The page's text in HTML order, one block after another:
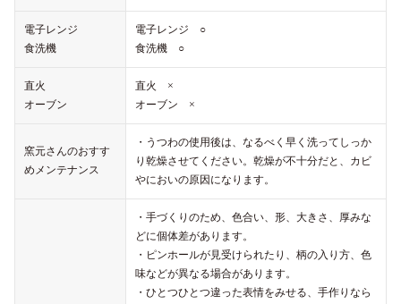
電子レンジ
食洗機
電子レンジ ○
食洗機 ○
直火
オーブン
直火 ×
オーブン ×
窯元さんのおすす
めメンテナンス
・うつわの使用後は、なるべく早く洗ってしっか
り乾燥させてください。乾燥が不十分だと、カビ
やにおいの原因になります。
・手づくりのため、色合い、形、大きさ、厚みな
どに個体差があります。
・ピンホールが見受けられたり、柄の入り方、色
味などが異なる場合があります。
・ひとつひとつ違った表情をみせる、手作りなら